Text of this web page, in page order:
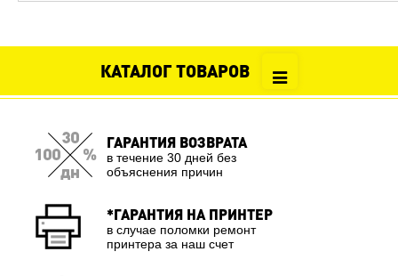
КАТАЛОГ ТОВАРОВ
ГАРАНТИЯ ВОЗВРАТА
в течение 30 дней без
объяснения причин
*ГАРАНТИЯ НА ПРИНТЕР
в случае поломки ремонт
принтера за наш счет